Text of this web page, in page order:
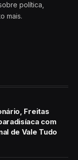
política,
mais.
Freitas
com
de Vale Tudo